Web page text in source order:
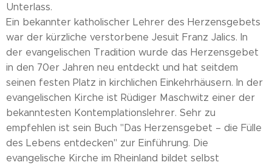
Unterlass.
Ein bekannter katholischer Lehrer des Herzensgebets
war der kürzliche verstorbene Jesuit Franz Jalics. In
der evangelischen Tradition wurde das Herzensgebet
in den 70er Jahren neu entdeckt und hat seitdem
seinen festen Platz in kirchlichen Einkehrhäusern. In der
evangelischen Kirche ist Rüdiger Maschwitz einer der
bekanntesten Kontemplationslehrer. Sehr zu
empfehlen ist sein Buch "Das Herzensgebet – die Fülle
des Lebens entdecken" zur Einführung. Die
evangelische Kirche im Rheinland bildet selbst